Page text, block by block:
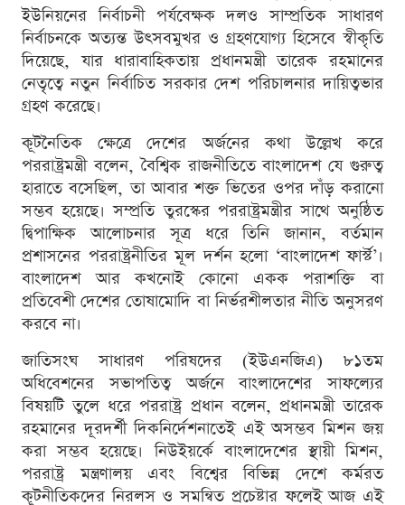
ইউনিয়নের নির্বাচনী পর্যবেক্ষক দলও সাম্প্রতিক সাধারণ
নির্বাচনকে অত্যন্ত উৎসবমুখর ও গ্রহণযোগ্য হিসেবে স্বীকৃতি
দিয়েছে, যার ধারাবাহিকতায় প্রধানমন্ত্রী তারেক রহমানের
নেতৃত্বে নতুন নির্বাচিত সরকার দেশ পরিচালনার দায়িত্বভার
গ্রহণ করেছে।
কূটনৈতিক ক্ষেত্রে দেশের অর্জনের কথা উল্লেখ করে
পররাষ্ট্রমন্ত্রী বলেন, বৈশ্বিক রাজনীতিতে বাংলাদেশ যে গুরুত্ব
হারাতে বসেছিল, তা আবার শক্ত ভিতের ওপর দাঁড় করানো
সম্ভব হয়েছে। সম্প্রতি তুরস্কের পররাষ্ট্রমন্ত্রীর সাথে অনুষ্ঠিত
দ্বিপাক্ষিক আলোচনার সূত্র ধরে তিনি জানান, বর্তমান
প্রশাসনের পররাষ্ট্রনীতির মূল দর্শন হলো ‘বাংলাদেশ ফার্স্ট’।
বাংলাদেশ আর কখনোই কোনো একক পরাশক্তি বা
প্রতিবেশী দেশের তোষামোদি বা নির্ভরশীলতার নীতি অনুসরণ
করবে না।
জাতিসংঘ সাধারণ পরিষদের (ইউএনজিএ) ৮১তম
অধিবেশনের সভাপতিত্ব অর্জনে বাংলাদেশের সাফল্যের
বিষয়টি তুলে ধরে পররাষ্ট্র প্রধান বলেন, প্রধানমন্ত্রী তারেক
রহমানের দূরদর্শী দিকনির্দেশনাতেই এই অসম্ভব মিশন জয়
করা সম্ভব হয়েছে। নিউইয়র্কে বাংলাদেশের স্থায়ী মিশন,
পররাষ্ট্র মন্ত্রণালয় এবং বিশ্বের বিভিন্ন দেশে কর্মরত
কূটনীতিকদের নিরলস ও সমন্বিত প্রচেষ্টার ফলেই আজ এই